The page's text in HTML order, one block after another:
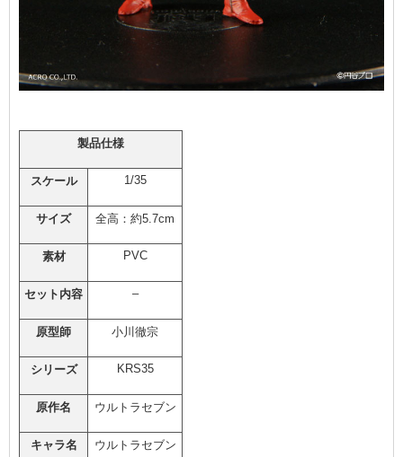
製品仕様
スケール 1/35
サイズ 全高：約5.7cm
素材 PVC
セット内容 –
原型師 小川徹宗
シリーズ KRS35
原作名 ウルトラセブン
キャラ名 ウルトラセブン